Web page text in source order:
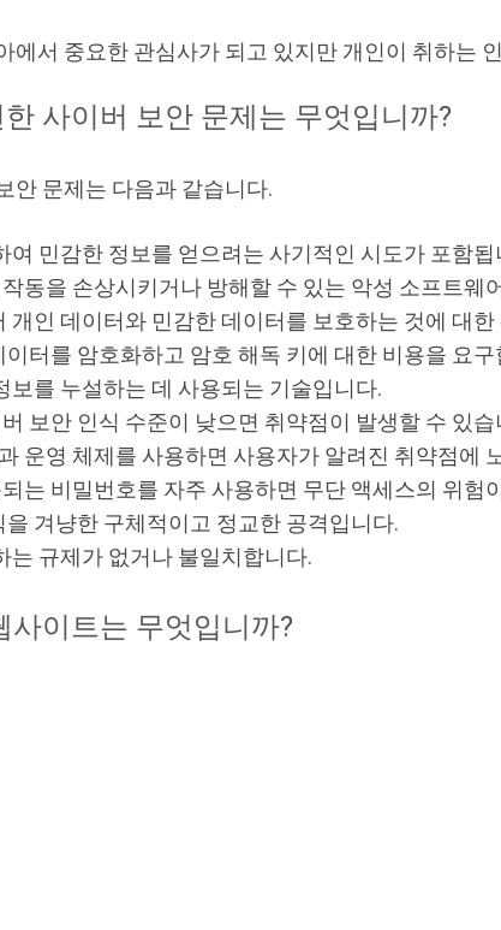
서 중요한 관심사가 되고 있지만 개인이 취하는
사이버 보안 문제는 무엇입니까?
안 문제는 다음과 같습니다.
여 민감한 정보를 얻으려는 사기적인 시도가 포함됩
동을 손상시키거나 방해할 수 있는 악성 소프트웨
개인 데이터와 민감한 데이터를 보호하는 것에 대
터를 암호화하고 암호 해독 키에 대한 비용을 요구
보를 누설하는 데 사용되는 기술입니다.
보안 인식 수준이 낮으면 취약점이 발생할 수 있습
운영 체제를 사용하면 사용자가 알려진 취약점에
는 비밀번호를 자주 사용하면 무단 액세스의 위험
겨냥한 구체적이고 정교한 공격입니다.
는 규제가 없거나 불일치합니다.
이트는 무엇입니까?